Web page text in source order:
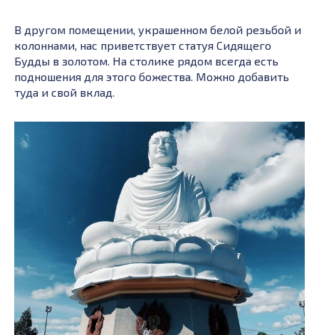
В другом помещении, украшенном белой резьбой и
колоннами, нас приветствует статуя Сидящего
Будды в золотом. На столике рядом всегда есть
подношения для этого божества. Можно добавить
туда и свой вклад.